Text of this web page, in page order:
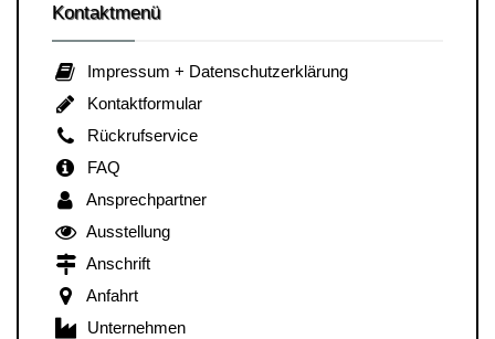
Kontaktmenü
Impressum + Datenschutzerklärung
Kontaktformular
Rückrufservice
FAQ
Ansprechpartner
Ausstellung
Anschrift
Anfahrt
Unternehmen